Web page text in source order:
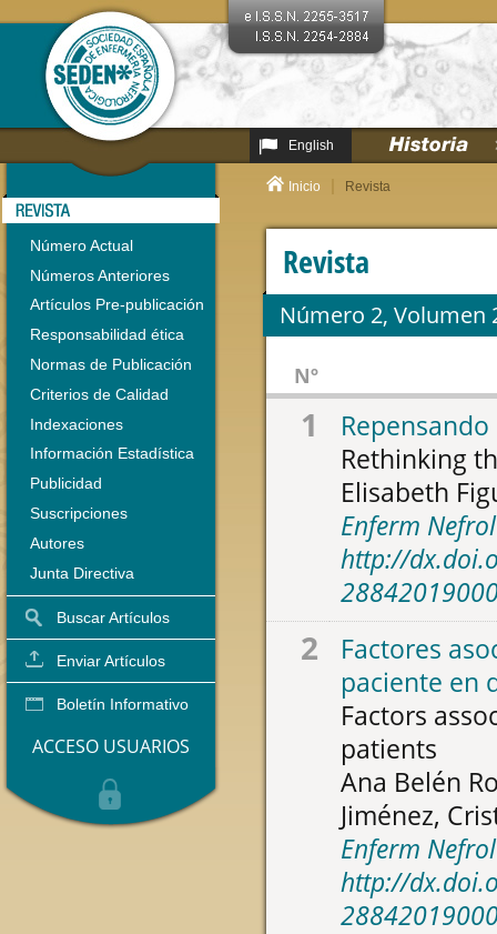
English
Número Actual
Números Anteriores
Artículos Pre-publicación
Responsabilidad ética
Normas de Publicación
Criterios de Calidad
Indexaciones
Información Estadística
Publicidad
Suscripciones
Autores
Junta Directiva
Buscar Artículos
Enviar Artículos
Boletín Informativo
ACCESO USUARIOS
Inicio Revista
Revista
Número 2, Volumen
Nº
1
Rethinking
Elisabeth
Enferm
http://
2
Factores
paciente en
Factors
patients
Ana Belén
Jiménez,
Enferm
http://